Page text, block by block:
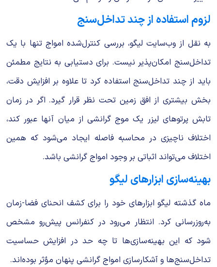
لزوم استفاده از چند تداخل‌سنج
به نقل از وب‌سایت لیگو، بررسی کنترل‌شده امواج تنها با یک
تداخل‌سنج امکان‌پذیر نیست. برای دستیابی به نتایج مطمئن
باید از چند تداخل‌سنج استفاده کرد تا علاوه بر افزایش دقت،
بخش بیشتری از افق زمین تحت نظر قرار گیرد. اگر در زمان
تابش پرتوهای لیزر یک موج گرانشی از میان آنها عبور کند،
اختلاف ناچیزی در محاسبه فاصله ایجاد می‌شود که همین
اختلاف می‌تواند اثباتی بر وجود امواج گرانشی باشد.
بهینه‌سازی ابزارهای لیگو
ماه گذشته لیگو ابزارهای خود را برای کشف انحنای فضا-زمان
به‌روزرسانی کرد. انتظار می‌رود در کنفرانس پیش‌رو مشخص
شود که این بهینه‌سازی‌ها تا چه حد در افزایش حساسیت
تداخل‌سنج‌ها و آشکارسازی امواج گرانشی پنهان مؤثر بوده‌اند.